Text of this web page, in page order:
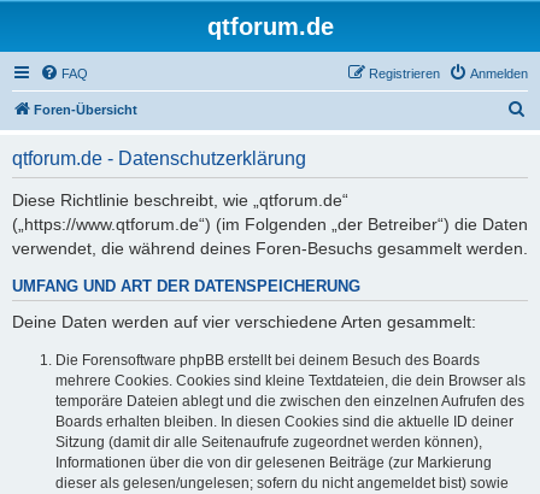
qtforum.de
FAQ Anmelden
Registrieren
Foren-Übersicht
qtforum.de - Datenschutzerklärung
Diese Richtlinie beschreibt, wie „qtforum.de“
(„https://www.qtforum.de“) (im Folgenden „der Betreiber“) die Daten
verwendet, die während deines Foren-Besuchs gesammelt werden.
UMFANG UND ART DER DATENSPEICHERUNG
Deine Daten werden auf vier verschiedene Arten gesammelt:
Die Forensoftware phpBB erstellt bei deinem Besuch des Boards
mehrere Cookies. Cookies sind kleine Textdateien, die dein Browser als
temporäre Dateien ablegt und die zwischen den einzelnen Aufrufen des
Boards erhalten bleiben. In diesen Cookies sind die aktuelle ID deiner
Sitzung (damit dir alle Seitenaufrufe zugeordnet werden können),
Informationen über die von dir gelesenen Beiträge (zur Markierung
dieser als gelesen/ungelesen; sofern du nicht angemeldet bist) sowie